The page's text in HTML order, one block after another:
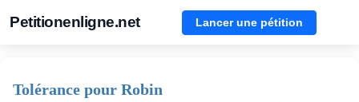
Petitionenligne.net Lancer une pétition
Tolérance pour Robin